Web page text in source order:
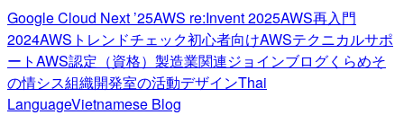
Google Cloud Next ’25AWS re:Invent 2025AWS再入門
2024AWSトレンドチェック初心者向けAWSテクニカルサポ
ートAWS認定（資格） 製造業関連ジョインブログくらめそ
の情シス組織開発室の活動デザインThai
LanguageVietnamese Blog